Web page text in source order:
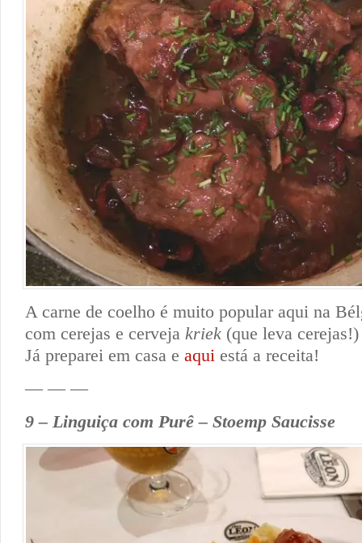
A carne de coelho é muito popular aqui na
com cerejas e cerveja kriek (que leva
Já preparei em casa e aqui está a receita!
— — —
9 – Linguiça com Purê – Stoemp Saucisse